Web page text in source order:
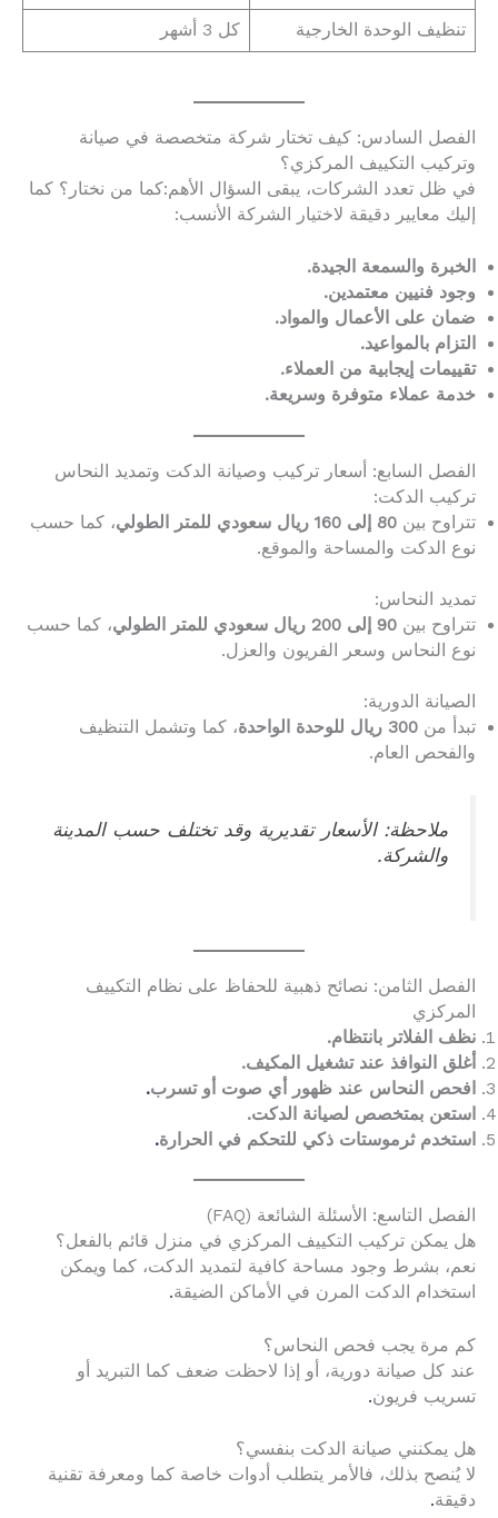
تنظيف الوحدة الخارجية كل 3 أشهر
الفصل السادس: كيف تختار شركة متخصصة في صيانة
وتركيب التكييف المركزي؟
في ظل تعدد الشركات، يبقى السؤال الأهم:كما من نختار؟ كما
إليك معايير دقيقة لاختيار الشركة الأنسب:
الخبرة والسمعة الجيدة.
وجود فنيين معتمدين.
ضمان على الأعمال والمواد.
التزام بالمواعيد.
تقييمات إيجابية من العملاء.
خدمة عملاء متوفرة وسريعة.
الفصل السابع: أسعار تركيب وصيانة الدكت وتمديد النحاس
تركيب الدكت:
تتراوح بين 80 إلى 160 ريال سعودي للمتر الطولي
، كما حسب
نوع الدكت والمساحة والموقع.
تمديد النحاس:
تتراوح بين 90 إلى 200 ريال سعودي للمتر الطولي
، كما حسب
نوع النحاس وسعر الفريون والعزل.
الصيانة الدورية:
تبدأ من 300 ريال للوحدة الواحدة
، كما وتشمل التنظيف
والفحص العام.
ملاحظة: الأسعار تقديرية وقد تختلف حسب المدينة
والشركة.
الفصل الثامن: نصائح ذهبية للحفاظ على نظام التكييف
المركزي
نظف الفلاتر بانتظام.
أغلق النوافذ عند تشغيل المكيف.
افحص النحاس عند ظهور أي صوت أو تسرب.
استعن بمتخصص لصيانة الدكت.
استخدم ثرموستات ذكي للتحكم في الحرارة.
الفصل التاسع: الأسئلة الشائعة (FAQ)
هل يمكن تركيب التكييف المركزي في منزل قائم بالفعل؟
نعم، بشرط وجود مساحة كافية لتمديد الدكت، كما ويمكن
استخدام الدكت المرن في الأماكن الضيقة.
كم مرة يجب فحص النحاس؟
عند كل صيانة دورية، أو إذا لاحظت ضعف كما التبريد أو
تسريب فريون.
هل يمكنني صيانة الدكت بنفسي؟
لا يُنصح بذلك، فالأمر يتطلب أدوات خاصة كما ومعرفة تقنية
دقيقة.